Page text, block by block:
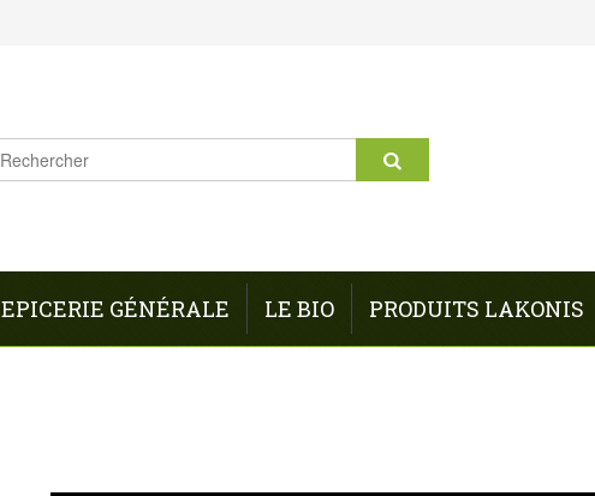
EPICERIE GÉNÉRALE LE BIO PRODUITS LAKONIS